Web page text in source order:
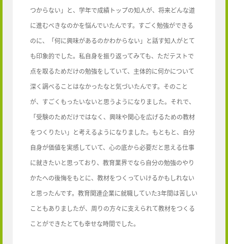
つからない」と、学年で成績トップの知人が、将来どんな道
に進むべきなのかを悩んでいたんです。すごく勉強ができる
のに、「何に興味があるのかわからない」と話す知人がとて
も印象的でした。私自身を振り返ってみても、ただテストで
点を取るためだけの勉強をしていて、主体的に何かについて
深く調べることはなかったなと気づいたんです。そのこと
が、すごくもったいないと思うようになりました。それで、
「受験のためだけではなく、興味や関心を広げるための教材
をつくりたい」と考えるようになりました。もともと、自分
自身が価値を実感していて、心の底から必要だと思える仕事
に就きたいと思っており、教育業界でなら自分の勉強のやり
かたへの後悔をもとに、教材をつくっていけるかもしれない
と思ったんです。教育関連企業に就職していた3年間は苦しい
こともありましたが、周りの方々に支えられて教材をつくる
ことができたとても幸せな時間でした。